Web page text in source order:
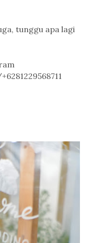
tunggu apa lagi